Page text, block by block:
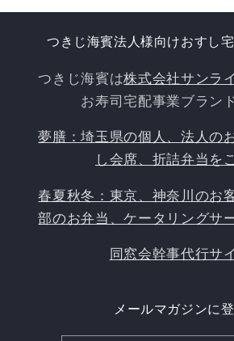
つきじ海賓法人様向けおすし
つきじ海賓は株式会社サンラ
お寿司宅配事業ブラン
夢膳：埼玉県の個人、法人の
し会席、折詰弁当を
春夏秋冬：東京、神奈川のお
部のお弁当、ケータリングサ
同窓会幹事代行サ
メールマガジンに